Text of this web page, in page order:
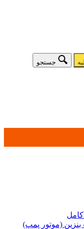
جستجو
(موتور پمپ)